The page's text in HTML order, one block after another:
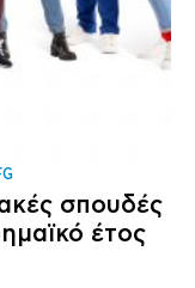
σπουδές
έτος